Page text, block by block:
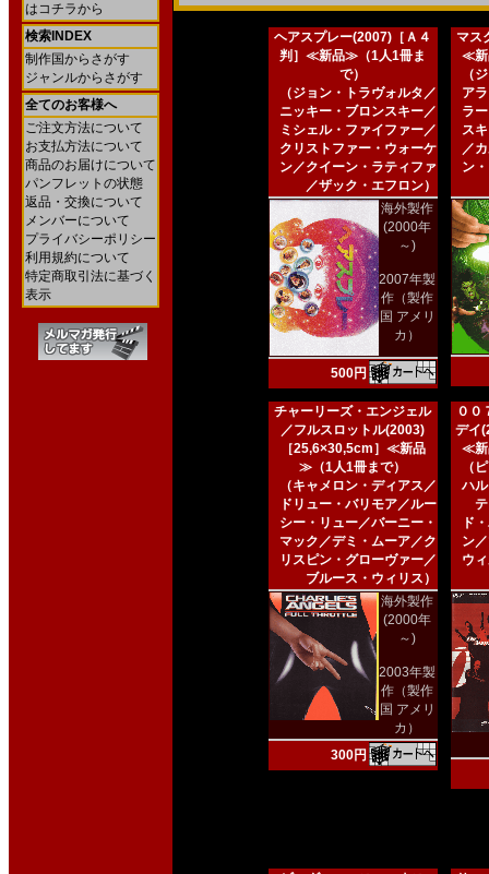
はコチラから
検索INDEX
制作国からさがす
ジャンルからさがす
全てのお客様へ
ご注文方法について
お支払方法について
商品のお届けについて
パンフレットの状態
返品・交換について
メンバーについて
プライバシーポリシー
利用規約について
特定商取引法に基づく
表示
ヘアスプレー(2007)［Ａ４
判］≪新品≫（1人1冊ま
で）
（ジョン・トラヴォルタ／
ニッキー・ブロンスキー／
ミシェル・ファイファー／
クリストファー・ウォーケ
ン／クイーン・ラティファ
／ザック・エフロン）
海外製作
(2000年
～)
2007年製
作（製作
国 アメリ
カ）
500円
マス
≪新
（
ア
ラ
ス
／
ン
チャーリーズ・エンジェル
／フルスロットル(2003)
［25,6×30,5cm］≪新品
≫（1人1冊まで）
（キャメロン・ディアス／
ドリュー・バリモア／ルー
シー・リュー／バーニー・
マック／デミ・ムーア／ク
リスピン・グローヴァー／
ブルース・ウィリス）
海外製作
(2000年
～)
2003年製
作（製作
国 アメリ
カ）
300円
００
デイ
≪新
（
ハ
ド
ン
ウ